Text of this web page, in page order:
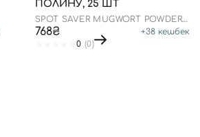
ПОЛИНУ, 25 ШТ
SPOT SAVER MUGWORT POWDER
WASH
768₴ +38 кешбек
0 (0)